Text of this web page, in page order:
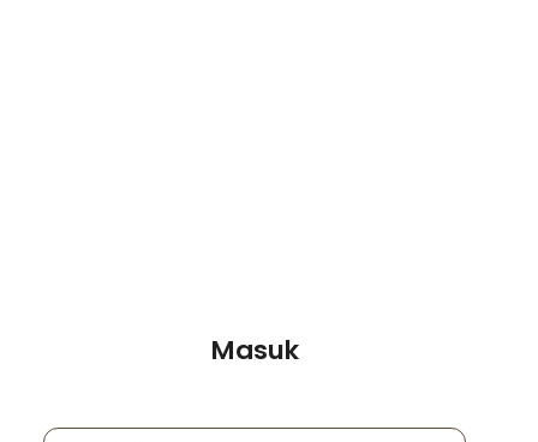
Masuk